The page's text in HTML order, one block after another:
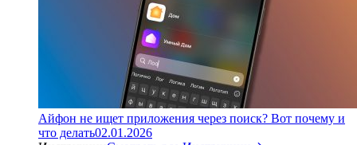
Айфон не ищет приложения через поиск? Вот почему и
что делать02.01.2026